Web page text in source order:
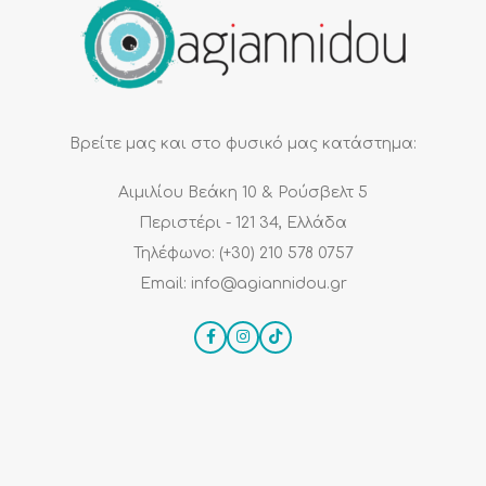
Βρείτε μας και στο φυσικό μας κατάστημα:
Αιμιλίου Βεάκη 10 & Ρούσβελτ 5
Περιστέρι - 121 34, Ελλάδα
Τηλέφωνο: (+30) 210 578 0757
Email: info@agiannidou.gr